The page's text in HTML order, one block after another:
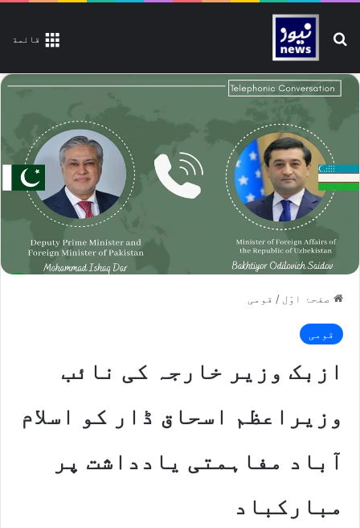
قائمة تلاش کیجیے
صفحۂ اوّل / قومی
قومی
ازبک وزیر خارجہ کی نائب
وزیراعظم اسحاق ڈار کو اسلام
آباد مفاہمتی یادداشت پر
مبارکباد